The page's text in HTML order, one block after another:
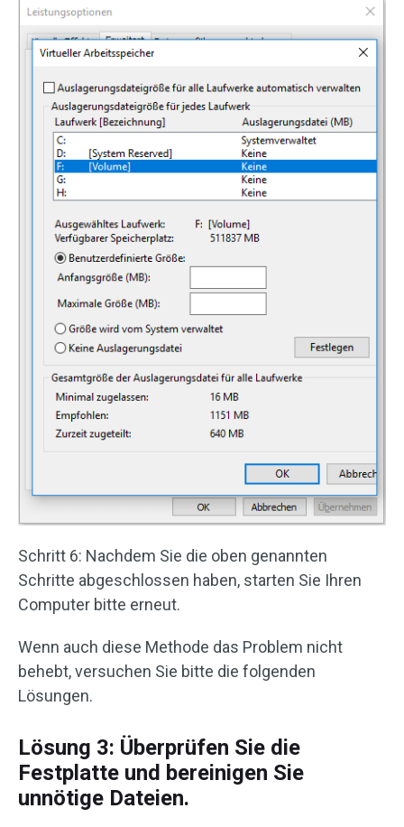
Schritt 6: Nachdem Sie die oben genannten
Schritte abgeschlossen haben, starten Sie Ihren
Computer bitte erneut.
Wenn auch diese Methode das Problem nicht
behebt, versuchen Sie bitte die folgenden
Lösungen.
Lösung 3: Überprüfen Sie die
Festplatte und bereinigen Sie
unnötige Dateien.